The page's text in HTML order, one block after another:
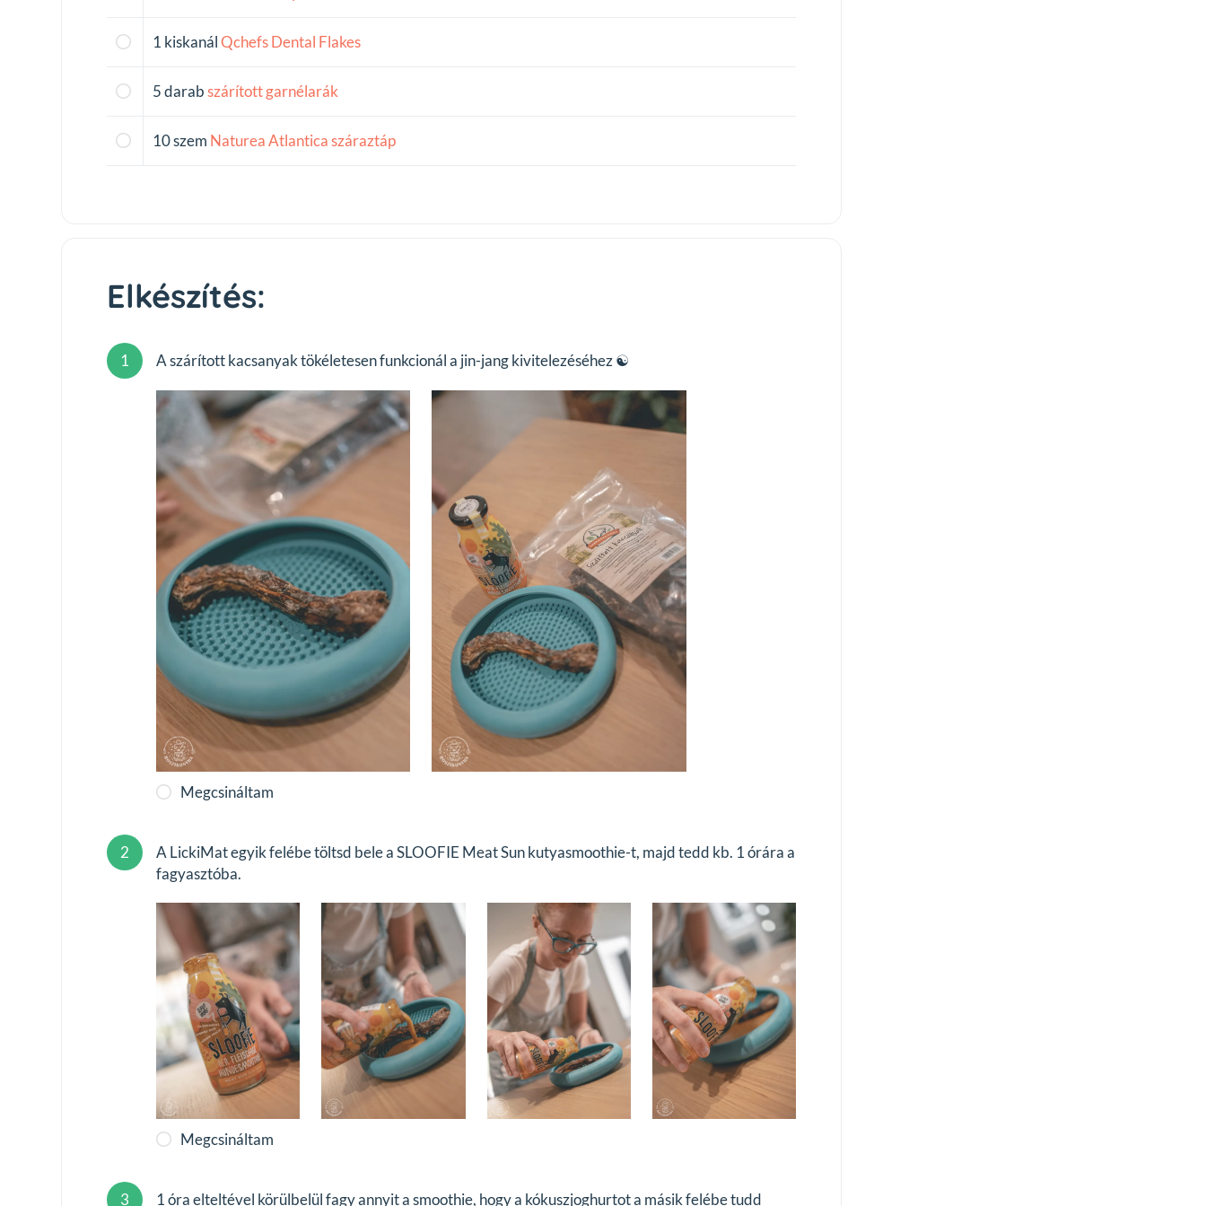
1 kiskanálQchefsDental Flakes
5darabszárítottgarnélarák
10szem NatureaAtlanticaszáraztáp
Elkészítés:
1 A szárított kacsanyak tökéletesen funkcionál a jin-jang kivitelezéséhez ☯️
Megcsináltam
2
A LickiMat egyik felébe töltsd bele a SLOOFIE Meat Sun kutyasmoothie-t, majd tedd kb. 1 órára a
fagyasztóba.
Megcsináltam
3 1 óra elteltével körülbelül fagy annyit a smoothie, hogy a kókuszjoghurtot a másik felébe tudd